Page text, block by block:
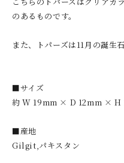
のあるものです。
また、トパーズは11月の誕生
■サイズ
約 W 19mm × D 12mm × H
■産地
Gilgit,パキスタン